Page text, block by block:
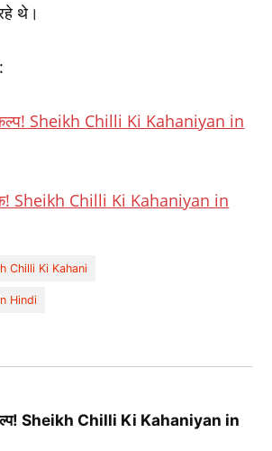
थे।
Sheikh Chilli Ki Kahaniyan in
Sheikh Chilli Ki Kahaniyan in
Chilli Ki Kahani
Hindi
Sheikh Chilli Ki Kahaniyan in